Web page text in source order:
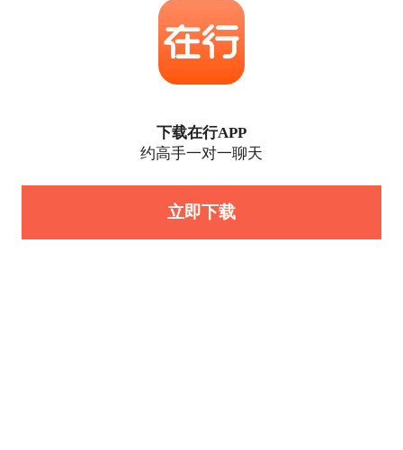
下载在行APP
约高手一对一聊天
立即下载